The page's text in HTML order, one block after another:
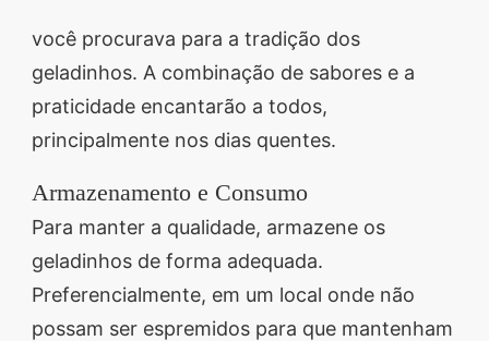
você procurava para a tradição dos
geladinhos. A combinação de sabores e a
praticidade encantarão a todos,
principalmente nos dias quentes.
Armazenamento e Consumo
Para manter a qualidade, armazene os
geladinhos de forma adequada.
Preferencialmente, em um local onde não
possam ser espremidos para que mantenham